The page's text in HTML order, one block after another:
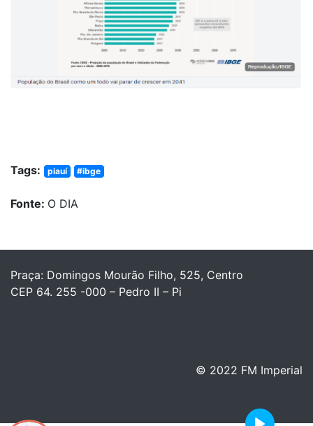
Tags: piauí #ibge
Fonte: O DIA
Play
Praça: Domingos Mourão Filho, 525, Centro
CEP 64. 255 -000 – Pedro II – Pi
© 2022 FM Imperial